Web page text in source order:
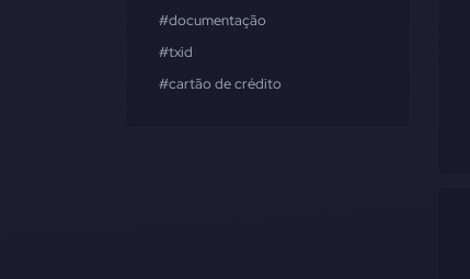
#documentação
#txid
#cartão de crédito